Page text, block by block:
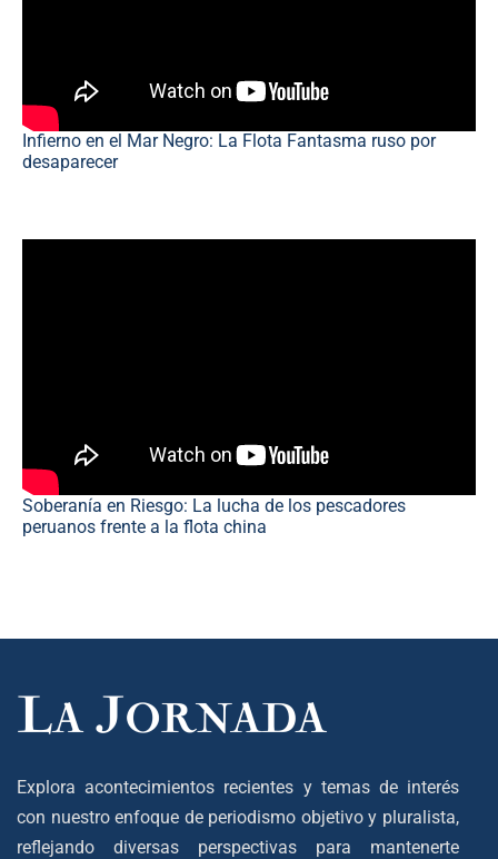
Infierno en el Mar Negro: La Flota Fantasma ruso por
desaparecer
Soberanía en Riesgo: La lucha de los pescadores
peruanos frente a la flota china
Explora acontecimientos recientes y temas de interés
con nuestro enfoque de periodismo objetivo y pluralista,
reflejando diversas perspectivas para mantenerte